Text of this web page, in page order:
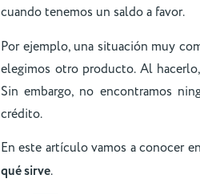
cuando tenemos un saldo a favor.
Por ejemplo, una situación muy
elegimos otro producto. Al
Sin embargo, no encontramos
crédito.
En este artículo vamos a conocer
qué sirve.